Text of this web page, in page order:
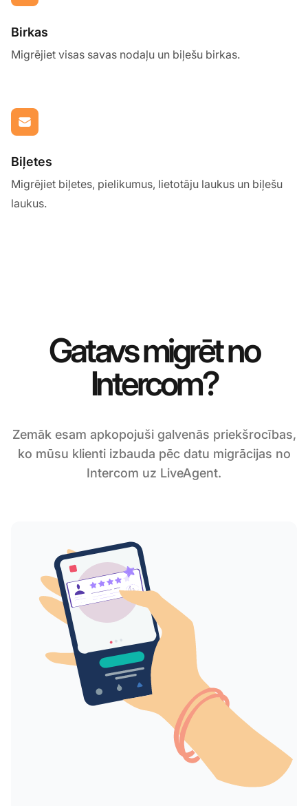
Birkas
Migrējiet visas savas nodaļu un biļešu birkas.
Biļetes
Migrējiet biļetes, pielikumus, lietotāju laukus un biļešu
laukus.
Gatavs migrēt no
Intercom?
Zemāk esam apkopojuši galvenās priekšrocības,
ko mūsu klienti izbauda pēc datu migrācijas no
Intercom uz LiveAgent.